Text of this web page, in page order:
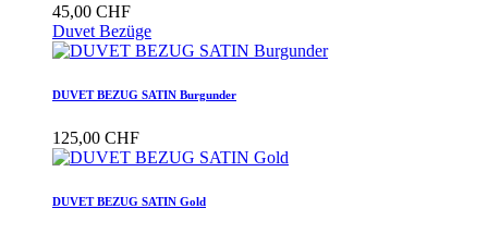
45,00 CHF
Duvet Bezüge
DUVET BEZUG SATIN Burgunder
125,00 CHF
DUVET BEZUG SATIN Gold